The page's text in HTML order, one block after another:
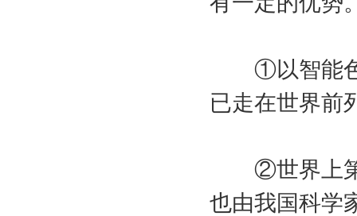
①以智能色
已走在世界前
②世界上第
也由我国科学